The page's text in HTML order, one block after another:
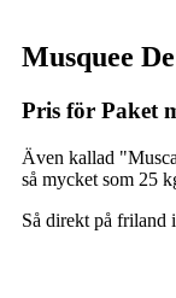
Musquee
Pris för Paket
Även kallad
så mycket som 25
Så direkt på friland